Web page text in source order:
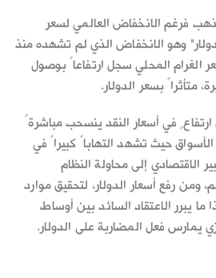
فرغم الانخفاض العالمي لسعر
1251.24 دولار" وهو الانخفاض الذي لم تشهده منذ
الغرام المحلي سجل ارتفاعاً بوصول
في أسعار النقد ينسحب مباشرةً
حيث تشهد التهاباً كبيراً في
الاقتصادي إلى محاولة النظام
ومن رفع أسعار الدولار، لتحقيق موارد
ما يبرر الاعتقاد السائد بين أوساط
يمارس فعل المضاربة على الدولار.